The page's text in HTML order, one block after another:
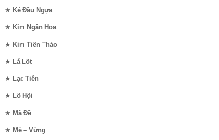
★ Ké Đầu Ngựa
★ Kim Ngân Hoa
★ Kim Tiền Thảo
★ Lá Lốt
★ Lạc Tiên
★ Lô Hội
★ Mã Đề
★ Mè – Vừng